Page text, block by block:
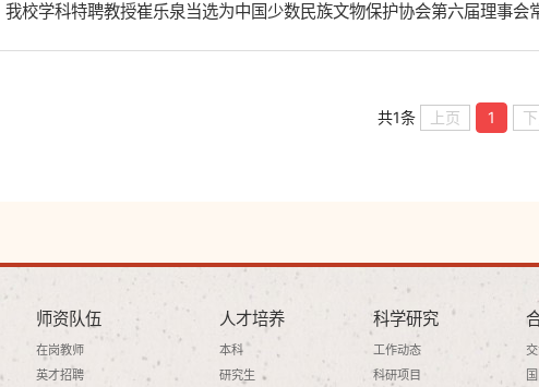
我校学科特聘教授崔乐泉当选为中国少数民族文物保护协会第六届理事
共1条 上页 1
师资队伍
在岗教师
英才招聘
人才培养
本科
研究生
科学研究
工作动态
科研项目